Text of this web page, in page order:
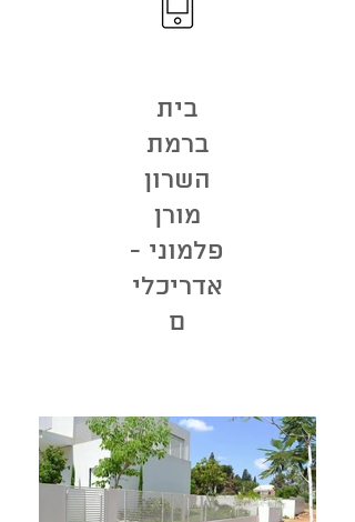
בית
ברמת
השרון
מורן
פלמוני -
אדריכלי
ם